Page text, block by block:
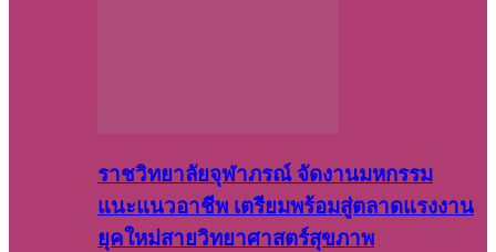
ราชวิทยาลัยจุฬาภรณ์ จัดงานมหกรรม
แนะแนวอาชีพ เตรียมพร้อมสู่ตลาดแรงงาน
ยุคใหม่สายวิทยาศาสตร์สุขภาพ